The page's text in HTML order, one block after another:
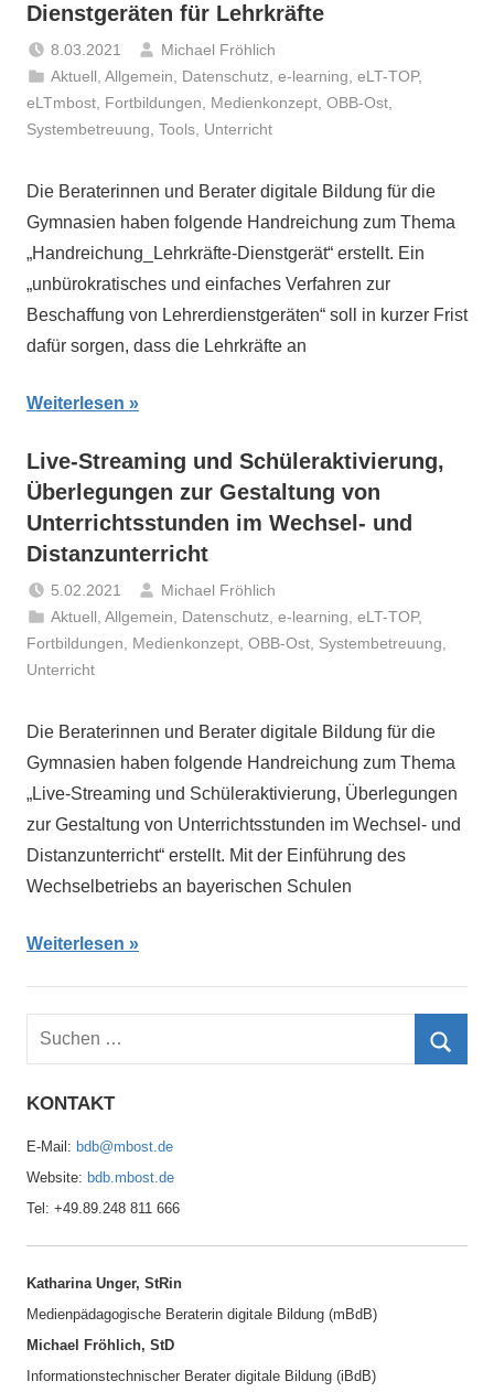
Dienstgeräten für Lehrkräfte
8.03.2021
Michael Fröhlich
Aktuell,Allgemein, Datenschutz,e-learning,eLT-TOP,
eLTmbost, Fortbildungen, Medienkonzept, OBB-Ost,
Systembetreuung, Tools, Unterricht
Die Beraterinnen und Berater digitale Bildung für die
Gymnasien haben folgende Handreichung zum Thema
„Handreichung_Lehrkräfte-Dienstgerät“ erstellt. Ein
„unbürokratisches und einfaches Verfahren zur
Beschaffung von Lehrerdienstgeräten“ soll in kurzer Frist
dafür sorgen, dass die Lehrkräfte an
Weiterlesen
Live-Streaming und Schüleraktivierung,
Überlegungen zur Gestaltung von
Unterrichtsstunden im Wechsel- und
Distanzunterricht
5.02.2021
Michael Fröhlich
Aktuell,Allgemein, Datenschutz,e-learning,eLT-TOP,
Fortbildungen, Medienkonzept, OBB-Ost, Systembetreuung,
Unterricht
Die Beraterinnen und Berater digitale Bildung für die
Gymnasien haben folgende Handreichung zum Thema
„Live-Streaming und Schüleraktivierung, Überlegungen
zur Gestaltung von Unterrichtsstunden im Wechsel- und
Distanzunterricht“ erstellt. Mit der Einführung des
Wechselbetriebs an bayerischen Schulen
Weiterlesen
u
e
n
n
a
c
h
:
KONTAKT
E-Mail: bdb@mbost.de
Website: bdb.mbost.de
Tel: +49.89.248 811 666
Katharina Unger, StRin
Medienpädagogische Beraterin digitale Bildung (mBdB)
Michael Fröhlich, StD
Informationstechnischer Berater digitale Bildung (iBdB)